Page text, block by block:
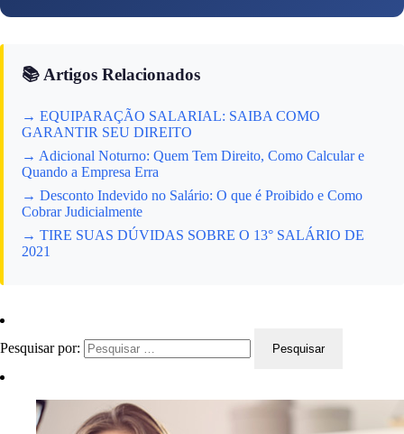
📚 Artigos Relacionados
→ EQUIPARAÇÃO SALARIAL: SAIBA COMO
GARANTIR SEU DIREITO
→ Adicional Noturno: Quem Tem Direito, Como Calcular e
Quando a Empresa Erra
→ Desconto Indevido no Salário: O que é Proibido e Como
Cobrar Judicialmente
→ TIRE SUAS DÚVIDAS SOBRE O 13° SALÁRIO DE
2021
Pesquisar por: